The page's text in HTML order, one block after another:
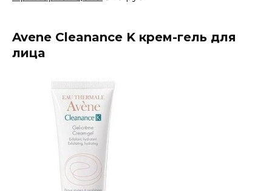
Avene Cleanance K крем-гель для
лица